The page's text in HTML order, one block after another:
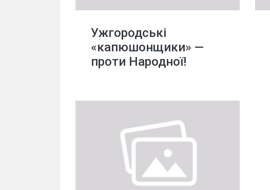
Ужгородські
«капюшонщики» —
проти Народної!